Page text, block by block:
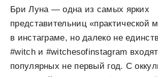
Бри Луна — одна из самых ярких
представительниц «практической
в инстаграме, но далеко не
#witch и #witchesofinstagram
популярных не первый год. С